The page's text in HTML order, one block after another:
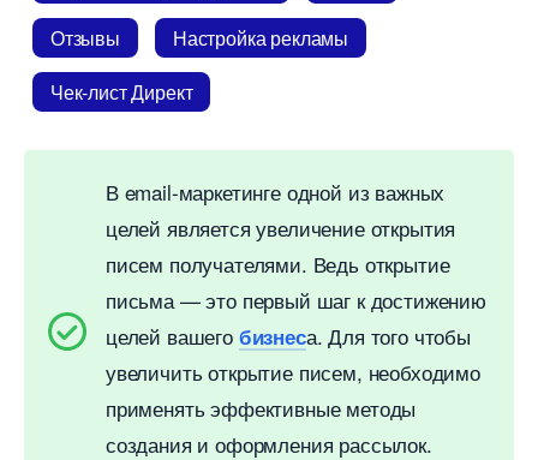
Отзывы
Настройка рекламы
Чек-лист Директ
email-маркетинге одной из важных
целей является увеличение открытия
писем получателями. Ведь открытие
письма — это первый шаг к достижению
целей вашего изнеса. Для того чтобы
увеличить открытие писем, необходимо
применять эффективные методы
создания и оформления рассылок.